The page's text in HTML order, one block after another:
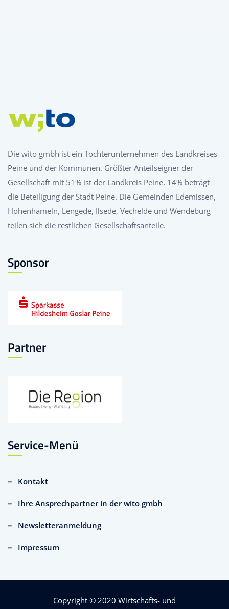
Die wito gmbh ist ein Tochterunternehmen des Landkreises
Peine und der Kommunen. Größter Anteilseigner der
Gesellschaft mit 51% ist der Landkreis Peine, 14% beträgt
die Beteiligung der Stadt Peine. Die Gemeinden Edemissen,
Hohenhameln, Lengede, Ilsede, Vechelde und Wendeburg
teilen sich die restlichen Gesellschaftsanteile.
Sponsor
Partner
Service-Menü
Kontakt
Ihre Ansprechpartner in der wito gmbh
Newsletteranmeldung
Impressum
Copyright © 2020 Wirtschafts- und